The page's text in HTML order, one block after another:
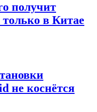
получит
только в Китае
не коснётся